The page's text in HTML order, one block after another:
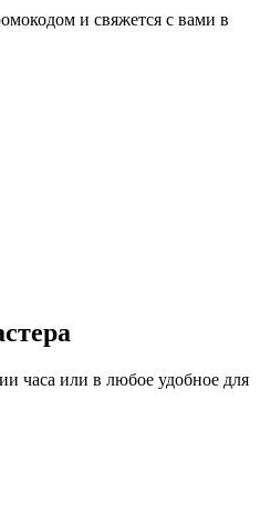
и свяжется с вами в
часа или в любое удобное для